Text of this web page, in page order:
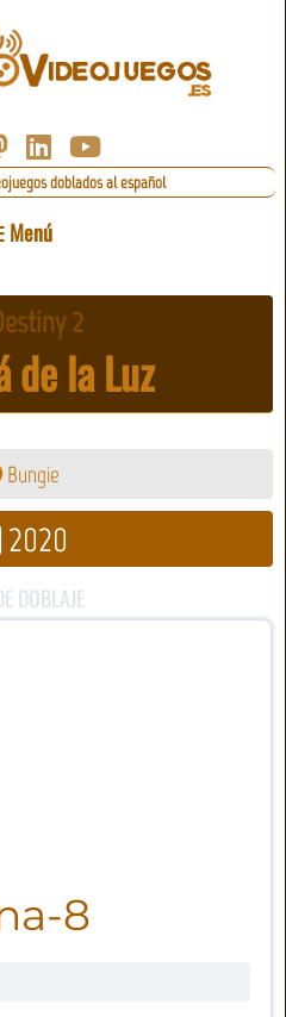
doblados al español
Menú
2
de la Luz
Bungie
2020
DOBLAJE
8